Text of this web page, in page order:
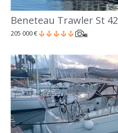
Beneteau Trawler St 42
205 000 €